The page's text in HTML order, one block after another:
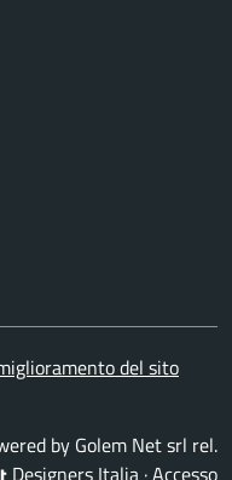
del sito
by Golem Net srl rel.
Designers Italia ·Accesso